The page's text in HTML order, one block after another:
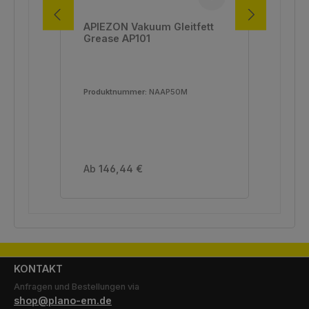
APIEZON Vakuum Gleitfett
Grease AP101
Produktnummer: NAAP50M
Regulärer Preis:
Ab 146,44 €
KONTAKT
Anfragen und Bestellungen via
shop@plano-em.de